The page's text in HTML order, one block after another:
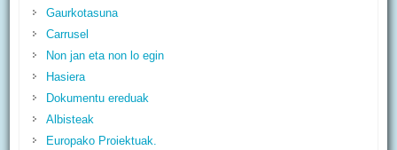
Gaurkotasuna
Carrusel
Non jan eta non lo egin
Hasiera
Dokumentu ereduak
Albisteak
Europako Proiektuak.